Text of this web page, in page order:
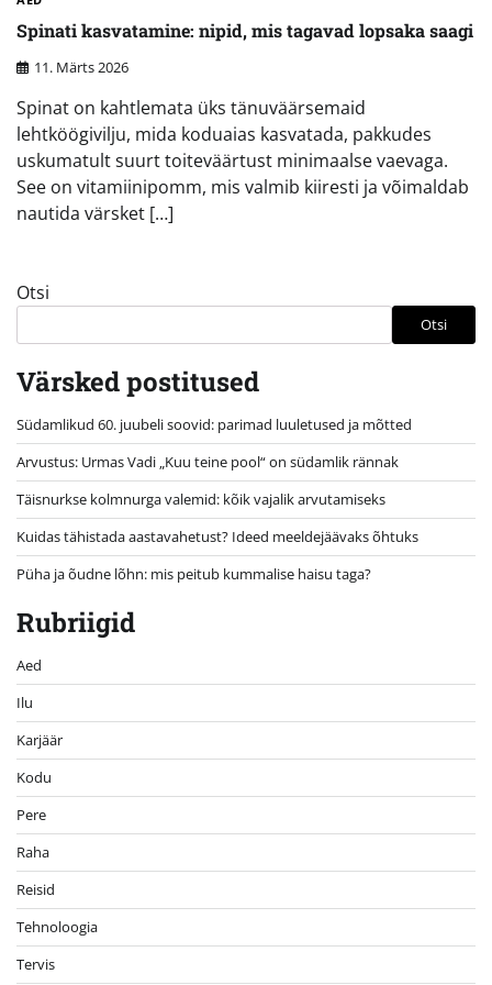
Spinati kasvatamine: nipid, mis tagavad lopsaka saagi
11. Märts 2026
Spinat on kahtlemata üks tänuväärsemaid
lehtköögivilju, mida koduaias kasvatada, pakkudes
uskumatult suurt toiteväärtust minimaalse vaevaga.
See on vitamiinipomm, mis valmib kiiresti ja võimaldab
nautida värsket […]
Otsi
Otsi
Värsked postitused
Südamlikud 60. juubeli soovid: parimad luuletused ja mõtted
Arvustus: Urmas Vadi „Kuu teine pool“ on südamlik rännak
Täisnurkse kolmnurga valemid: kõik vajalik arvutamiseks
Kuidas tähistada aastavahetust? Ideed meeldejäävaks õhtuks
Püha ja õudne lõhn: mis peitub kummalise haisu taga?
Rubriigid
Aed
Ilu
Karjäär
Kodu
Pere
Raha
Reisid
Tehnoloogia
Tervis